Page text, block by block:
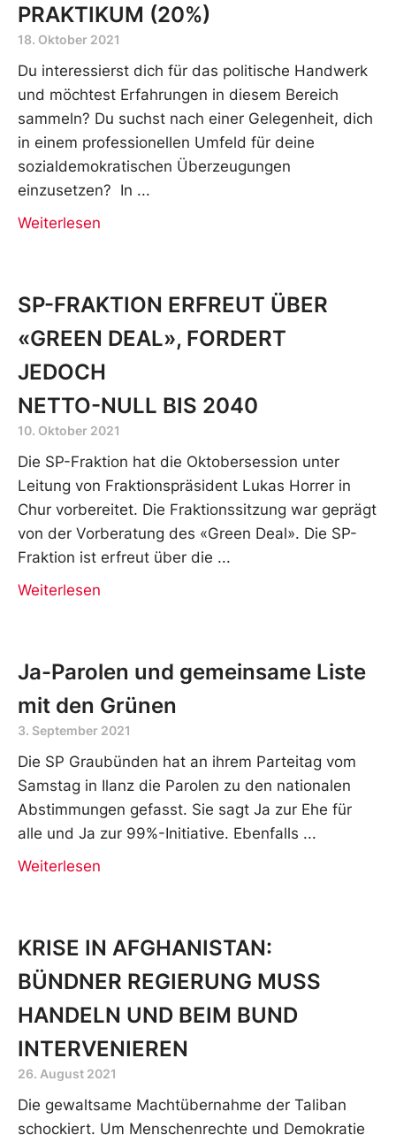
PRAKTIKUM (20%)
18. Oktober 2021
Du interessierst dich für das politische Handwerk
und möchtest Erfahrungen in diesem Bereich
sammeln? Du suchst nach einer Gelegenheit, dich
in einem professionellen Umfeld für deine
sozialdemokratischen Überzeugungen
einzusetzen? In
Weiterlesen
SP-FRAKTION ERFREUT ÜBER
«GREEN DEAL», FORDERT
JEDOCH
NETTO-NULL BIS 2040
10. Oktober 2021
Die SP-Fraktion hat die Oktobersession unter
Leitung von Fraktionspräsident Lukas Horrer in
Chur vorbereitet. Die Fraktionssitzung war geprägt
von der Vorberatung des «Green Deal». Die SP-
Fraktion ist erfreut über die
Weiterlesen
Ja-Parolen und gemeinsame Liste
mit den Grünen
3. September 2021
Die SP Graubünden hat an ihrem Parteitag vom
Samstag in Ilanz die Parolen zu den nationalen
Abstimmungen gefasst. Sie sagt Ja zur Ehe für
alle und Ja zur 99%-Initiative. Ebenfalls
Weiterlesen
KRISE IN AFGHANISTAN:
BÜNDNER REGIERUNG MUSS
HANDELN UND BEIM BUND
INTERVENIEREN
26. August 2021
Die gewaltsame Machtübernahme der Taliban
schockiert. Um Menschenrechte und Demokratie